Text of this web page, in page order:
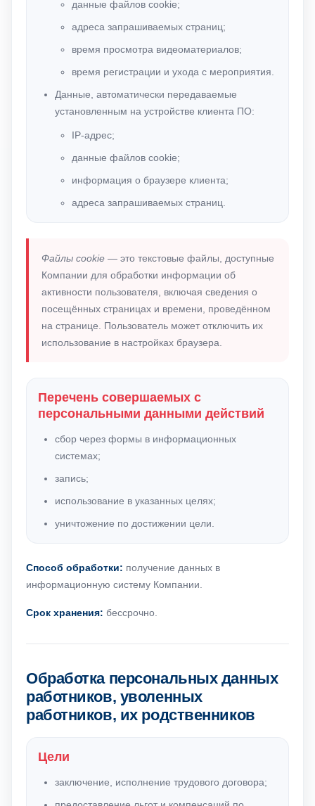
данные файлов cookie;
адреса запрашиваемых страниц;
время просмотра видеоматериалов;
время регистрации и ухода с мероприятия.
Данные, автоматически передаваемые
установленным на устройстве клиента ПО:
IP-адрес;
данные файлов cookie;
информация о браузере клиента;
адреса запрашиваемых страниц.
Файлы cookie — это текстовые файлы, доступные
Компании для обработки информации об
активности пользователя, включая сведения о
посещённых страницах и времени, проведённом
на странице. Пользователь может отключить их
использование в настройках браузера.
Перечень совершаемых с
персональными данными действий
сбор через формы в информационных
системах;
запись;
использование в указанных целях;
уничтожение по достижении цели.
Способ обработки: получение данных в
информационную систему Компании.
Срок хранения: бессрочно.
Обработка персональных данных
работников, уволенных
работников, их родственников
Цели
заключение, исполнение трудового договора;